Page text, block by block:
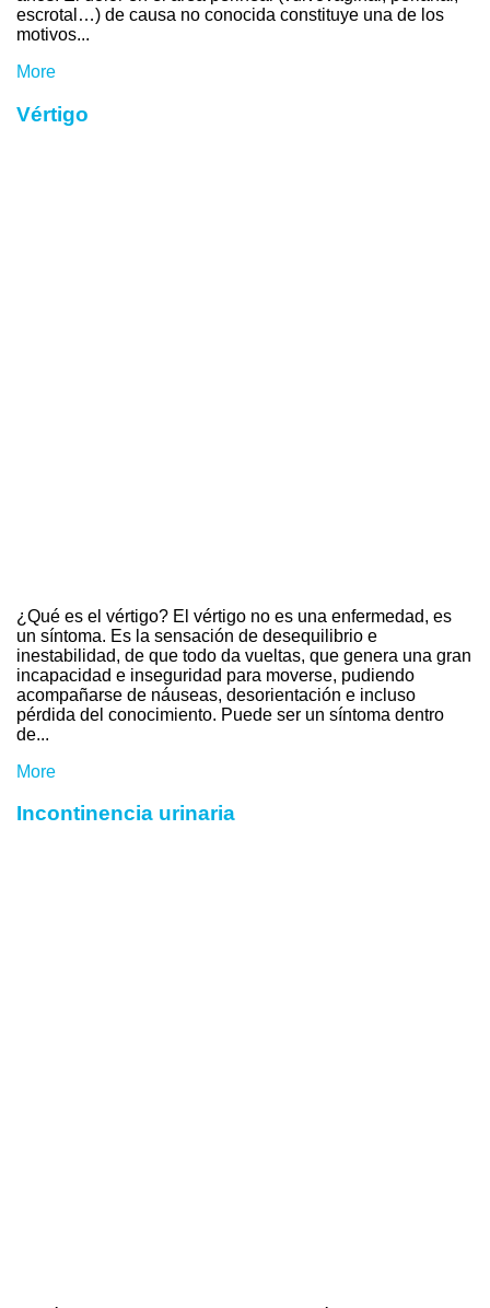
escrotal…) de causa no conocida constituye una de los
motivos...
More
Vértigo
¿Qué es el vértigo? El vértigo no es una enfermedad, es
un síntoma. Es la sensación de desequilibrio e
inestabilidad, de que todo da vueltas, que genera una gran
incapacidad e inseguridad para moverse, pudiendo
acompañarse de náuseas, desorientación e incluso
pérdida del conocimiento. Puede ser un síntoma dentro
de...
More
Incontinencia urinaria